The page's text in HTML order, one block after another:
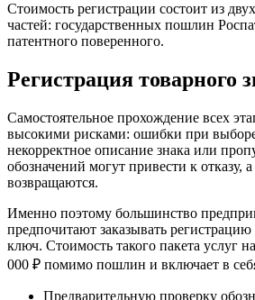
Стоимость регистрации состоит из двух
частей: государственных пошлин
патентного поверенного.
Регистрация товарного
Самостоятельное прохождение всех
высокими рисками: ошибки при
некорректное описание знака или
обозначений могут привести к
возвращаются.
Именно поэтому большинство
предпочитают заказывать регистрацию
ключ. Стоимость такого пакета услуг
000 ₽ помимо пошлин и включает в
Предварительную проверку